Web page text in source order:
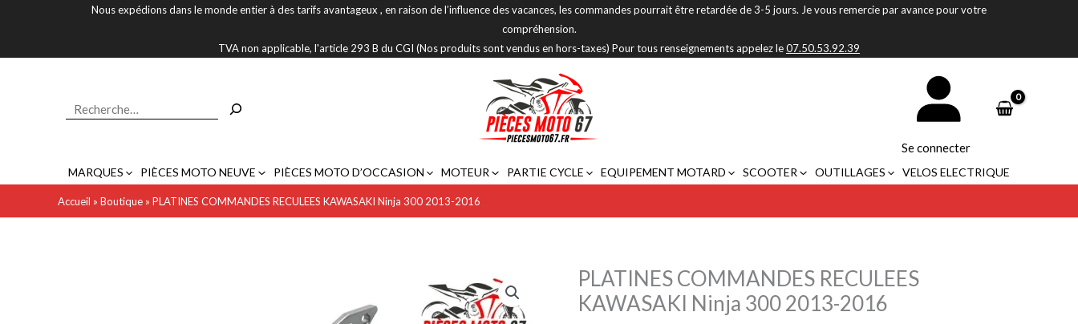
Nous expédions dans le monde entier à des tarifs avantageux , en raison de l’influence des vacances, les commandes pourrait être retardée de 3-5 jours. Je vous remercie par avance pour votre
compréhension.
TVA non applicable, l'article 293 B du CGI (Nos produits sont vendus en hors-taxes) Pour tous renseignements appelez le07.50.53.92.39
Se connecter
MARQUES PIÈCES MOTO NEUVE PIÈCES MOTO D’OCCASION MOTEUR PARTIE CYCLE EQUIPEMENT MOTARD SCOOTER OUTILLAGES VELOS ELECTRIQUE
Accueil » Boutique » PLATINES COMMANDES RECULEES KAWASAKI Ninja 300 2013-2016
PLATINES COMMANDES RECULEES
KAWASAKI Ninja 300 2013-2016
quantité
de
PLATINES